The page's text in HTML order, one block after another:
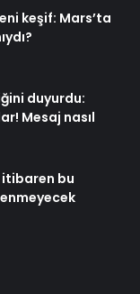
keşif: Mars’ta
duyurdu:
Mesaj nasıl
itibaren bu